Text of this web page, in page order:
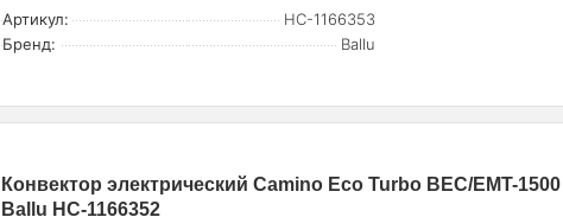
Артикул:
НС-1166353
Бренд:
Ballu
Конвектор электрический Camino Eco Turbo BEC/EMT-1500
Ballu НС-1166352